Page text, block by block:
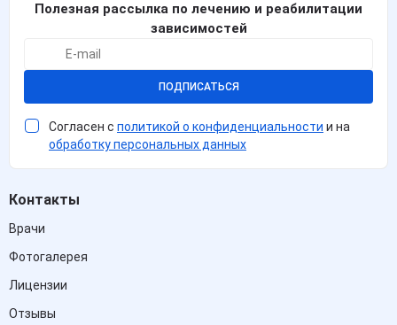
Полезная рассылка по лечению и реабилитации
зависимостей
ПОДПИСАТЬСЯ
Согласен с политикой о конфиденциальности и на
обработку персональных данных
Контакты
Врачи
Фотогалерея
Лицензии
Отзывы